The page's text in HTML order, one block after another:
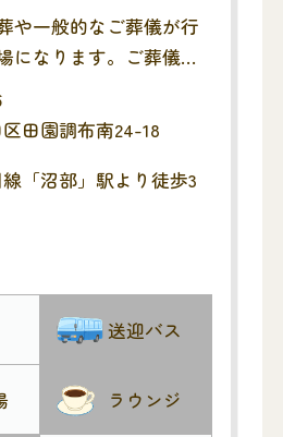
や一般的なご葬儀が行
になります。ご葬儀ま
行い、最寄りの火葬場
なります。また、1日1
で、他家と交わること
見送りいただけます。
徒歩3分の立地にあり、
利な斎場です。
す。二階客殿には80名
にはコップ・湯呑・小
るものがそろっていま
椅子80脚の用意があり
則として出来ません。
不明ですが、観音堂を
田園調布南24-18
「沼部」駅より徒歩3
送迎バス
ラウンジ